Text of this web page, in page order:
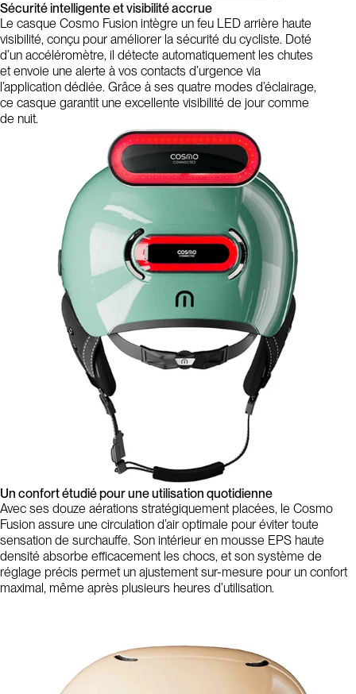
Sécurité intelligente et visibilité accrue
Le casque Cosmo Fusion intègre un feu LED arrière haute
visibilité, conçu pour améliorer la sécurité du cycliste. Doté
d’un accéléromètre, il détecte automatiquement les chutes
et envoie une alerte à vos contacts d’urgence via
l’application dédiée. Grâce à ses quatre modes d’éclairage,
ce casque garantit une excellente visibilité de jour comme
de nuit.
Un confort étudié pour une utilisation quotidienne
Avec ses douze aérations stratégiquement placées, le Cosmo
Fusion assure une circulation d’air optimale pour éviter toute
sensation de surchauffe. Son intérieur en mousse EPS haute
densité absorbe efficacement les chocs, et son système de
réglage précis permet un ajustement sur-mesure pour un confort
maximal, même après plusieurs heures d’utilisation.